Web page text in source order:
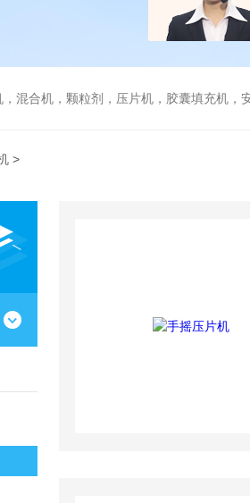
，压片机，胶囊填充机，安瓿熔封机，安瓿拉丝机，口服液灌装轧盖机
>